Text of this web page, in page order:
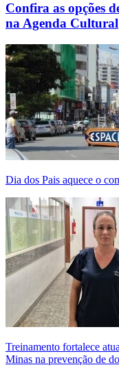
Confira as opções
na Agenda Cultural
Dia dos Pais aquece o
Treinamento fortalece
Minas na prevenção de